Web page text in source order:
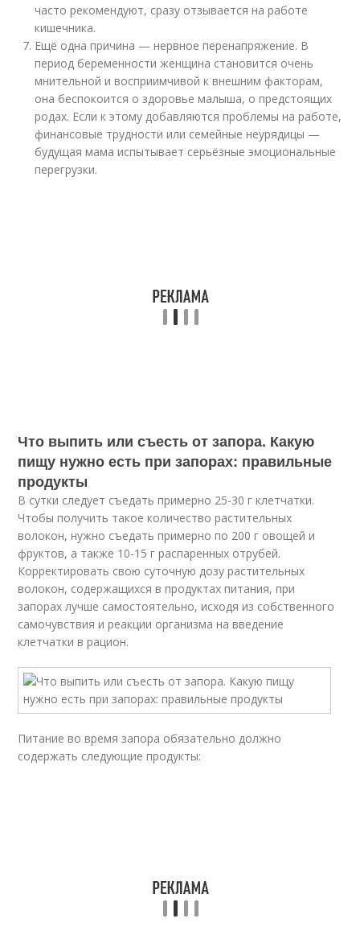
часто рекомендуют, сразу отзывается на работе
кишечника.
Ещё одна причина — нервное перенапряжение. В
период беременности женщина становится очень
мнительной и восприимчивой к внешним факторам,
она беспокоится о здоровье малыша, о предстоящих
родах. Если к этому добавляются проблемы на работе,
финансовые трудности или семейные неурядицы —
будущая мама испытывает серьёзные эмоциональные
перегрузки.
Что выпить или съесть от запора. Какую
пищу нужно есть при запорах: правильные
продукты
В сутки следует съедать примерно 25-30 г клетчатки.
Чтобы получить такое количество растительных
волокон, нужно съедать примерно по 200 г овощей и
фруктов, а также 10-15 г распаренных отрубей.
Корректировать свою суточную дозу растительных
волокон, содержащихся в продуктах питания, при
запорах лучше самостоятельно, исходя из собственного
самочувствия и реакции организма на введение
клетчатки в рацион.
Питание во время запора обязательно должно
содержать следующие продукты: